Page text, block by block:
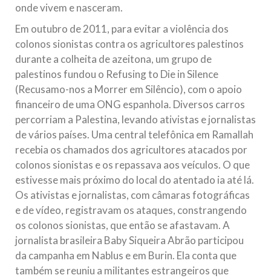
onde vivem e nasceram.
Em outubro de 2011, para evitar a violência dos
colonos sionistas contra os agricultores palestinos
durante a colheita de azeitona, um grupo de
palestinos fundou o Refusing to Die in Silence
(Recusamo-nos a Morrer em Silêncio), com o apoio
financeiro de uma ONG espanhola. Diversos carros
percorriam a Palestina, levando ativistas e jornalistas
de vários países. Uma central telefônica em Ramallah
recebia os chamados dos agricultores atacados por
colonos sionistas e os repassava aos veículos. O que
estivesse mais próximo do local do atentado ia até lá.
Os ativistas e jornalistas, com câmaras fotográficas
e de vídeo, registravam os ataques, constrangendo
os colonos sionistas, que então se afastavam. A
jornalista brasileira Baby Siqueira Abrão participou
da campanha em Nablus e em Burin. Ela conta que
também se reuniu a militantes estrangeiros que